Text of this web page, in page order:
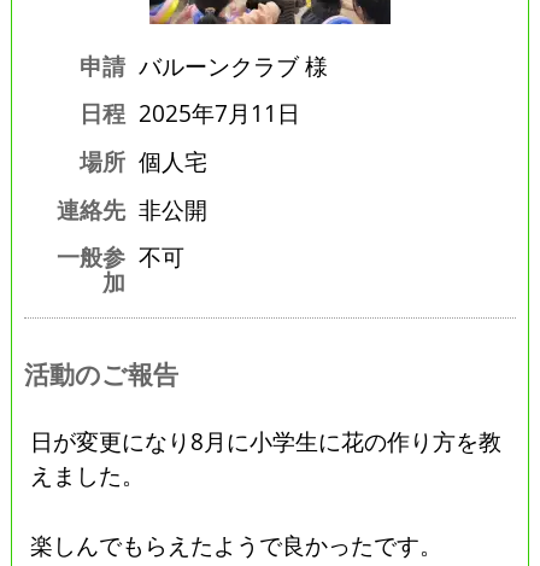
申請 バルーンクラブ 様
日程 2025年7月11日
場所 個人宅
連絡先 非公開
一般参
加
不可
活動のご報告
日が変更になり8月に小学生に花の作り方を教
えました。
楽しんでもらえたようで良かったです。